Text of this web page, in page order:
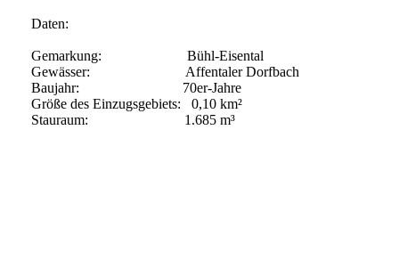
Daten:
Gemarkung: Bühl-Eisental
Gewässer: Affentaler Dorfbach
Baujahr: 70er-Jahre
Größe des Einzugsgebiets: 0,10 km²
Stauraum: 1.685 m³